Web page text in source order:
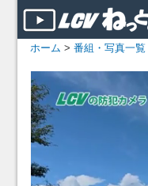
ホーム > 番組・写真一覧